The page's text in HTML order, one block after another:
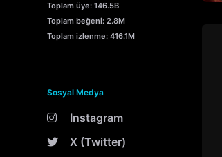
Toplam üye: 146.5B
Toplam beğeni: 2.8M
Toplam izlenme: 416.1M
Sosyal Medya
Instagram
X (Twitter)